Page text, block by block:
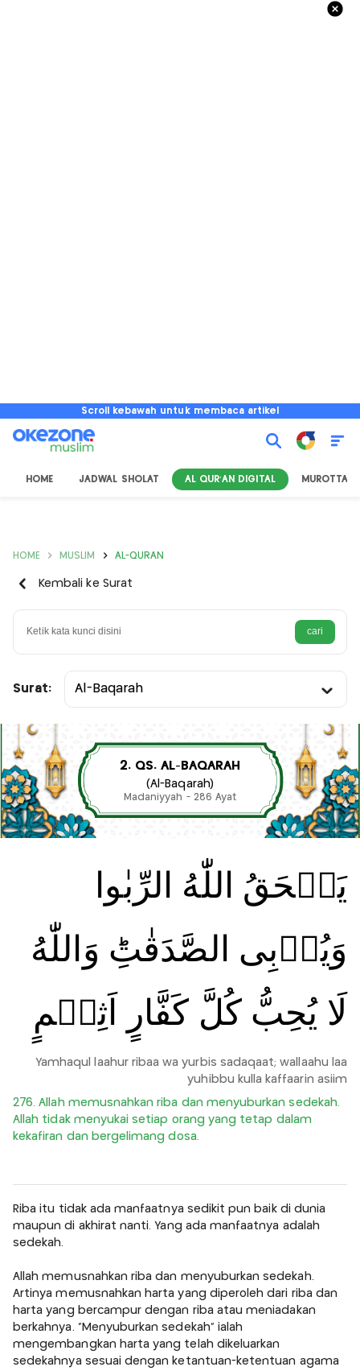
Scroll kebawah untuk membaca artikel
HOME JADWAL SHOLAT AL QUR'AN DIGITAL MUROTTAL
HOME MUSLIM AL-QURAN
Kembali ke Surat
Surat: Al-Baqarah
2. QS. AL-BAQARAH
(Al-Baqarah)
Madaniyyah - 286 Ayat
يَمۡحَقُ اللّٰهُ الرِّبٰوا
وَيُرۡبِى الصَّدَقٰتِ‌ؕ وَاللّٰهُ
لَا يُحِبُّ كُلَّ كَفَّارٍ اَثِيۡمٍ
Yamhaqul laahur ribaa wa yurbis sadaqaat; wallaahu laa
yuhibbu kulla kaffaarin asiim
276. Allah memusnahkan riba dan menyuburkan sedekah.
Allah tidak menyukai setiap orang yang tetap dalam
kekafiran dan bergelimang dosa.
Riba itu tidak ada manfaatnya sedikit pun baik di dunia
maupun di akhirat nanti. Yang ada manfaatnya adalah
sedekah.
Allah memusnahkan riba dan menyuburkan sedekah.
Artinya memusnahkan harta yang diperoleh dari riba dan
harta yang bercampur dengan riba atau meniadakan
berkahnya. "Menyuburkan sedekah" ialah
mengembangkan harta yang telah dikeluarkan
sedekahnya sesuai dengan ketantuan-ketentuan agama